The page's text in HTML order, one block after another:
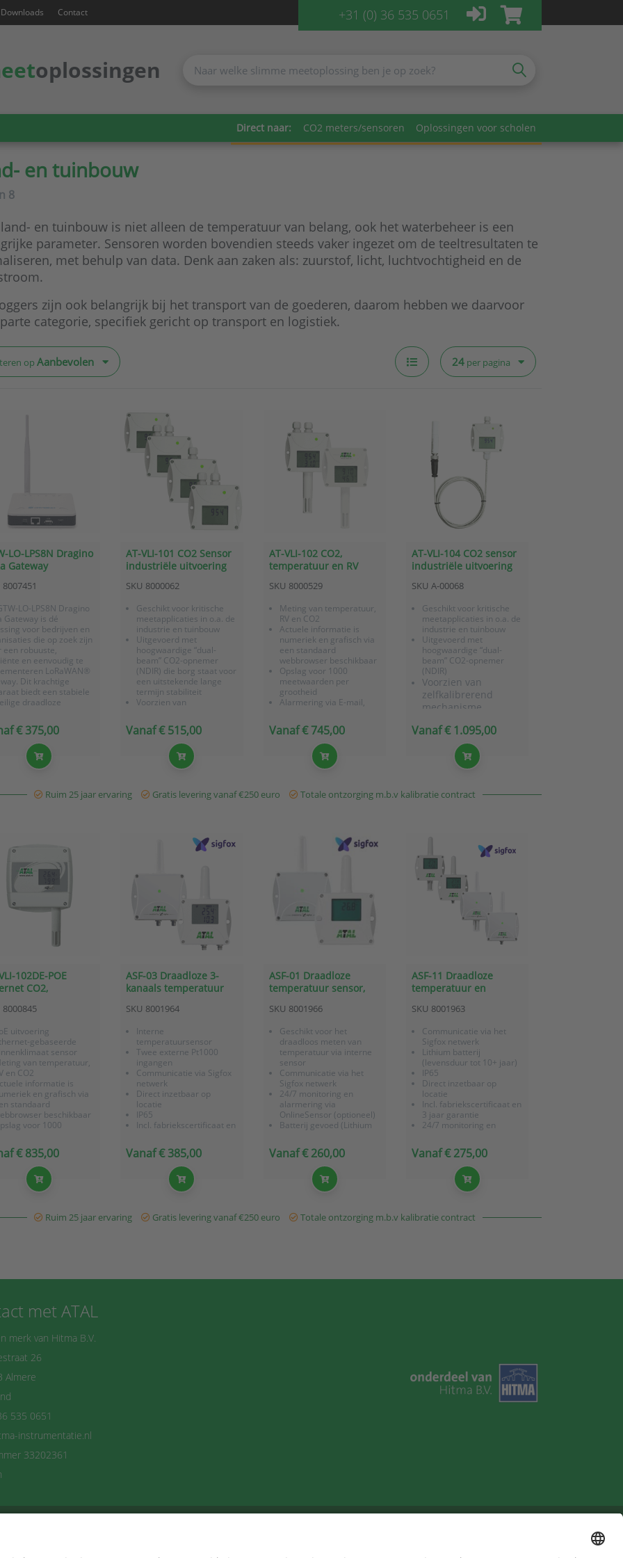
Downloads Contact +31 (0) 36 535 0651
oplossingen
Direct naar: CO2 meters/sensoren Oplossingen voor scholen
en tuinbouw
8
en tuinbouw is niet alleen de temperatuur van belang, ook het waterbeheer is een
parameter. Sensoren worden bovendien steeds vaker ingezet om de teeltresultaten te
met behulp van data. Denk aan zaken als: zuurstof, licht, luchtvochtigheid en de
zijn ook belangrijk bij het transport van de goederen, daarom hebben we daarvoor
categorie, specifiek gericht op transport en logistiek.
op Aanbevolen 24per pagina
LO-LPS8N Dragino
Gateway
8007451
LO-LPS8N Dragino
Gateway is dé
voor bedrijven en
die op zoek zijn
een robuuste,
en eenvoudig te
LoRaWAN®
Dit krachtige
biedt een stabiele
draadloze
en het internet,
u moeiteloos
toepassingen kunt
€ 375,00
AT-VLI-101 CO2 Sensor
industriële uitvoering
SKU 8000062
Geschikt voor kritische
meetapplicaties in o.a. de
industrie en tuinbouw
Uitgevoerd met
hoogwaardige “dual-
beam” CO2-opnemer
(NDIR) die borg staat voor
een uitstekende lange
termijn stabiliteit
Voorzien van
mechanisme
Met LCD display en LED
Vanaf € 515,00
AT-VLI-102 CO2,
temperatuur en RV
SKU 8000529
Meting van temperatuur,
RV en CO2
Actuele informatie is
numeriek en grafisch via
een standaard
webbrowser beschikbaar
Opslag voor 1000
meetwaarden per
grootheid
Alarmering via E-mail,
tekstbericht (o.b.v.
mailforwarding)
Geschikt voor kritische
meetapplicaties in o.a. de
industrie en tuinbouw
Vanaf € 745,00
AT-VLI-104 CO2 sensor
industriële uitvoering
SKU A-00068
Geschikt voor kritische
meetapplicaties in o.a. de
industrie en tuinbouw
Uitgevoerd met
hoogwaardige “dual-
beam” CO2-opnemer
(NDIR)
Voorzien van
zelfkalibrerend
mechanisme
Vanaf € 1.095,00
Ruim 25 jaar ervaring Gratis levering vanaf €250 euro Totale ontzorging m.b.v kalibratie contract
102DE-POE
CO2,
met PoE
8000845
uitvoering
gebaseerde
sensor
van temperatuur,
en CO2
informatie is
en grafisch via
standaard
beschikbaar
voor 1000
grootheid
via E-mail,
SNMP-traps of als SMS-
tekstbericht (o.b.v.
mailforwarding)
€ 835,00
ASF-03 Draadloze 3-
kanaals temperatuur
communicatie
SKU 8001964
Interne
temperatuursensor
Twee externe Pt1000
ingangen
Communicatie via Sigfox
netwerk
Direct inzetbaar op
locatie
IP65
Incl. fabriekscertificaat en
24/7 monitoring en
alarmering via
OnlineSensor (optie)
Sigfox gateway voor
betere ontvangst (optie)
Vanaf € 385,00
ASF-01 Draadloze
temperatuur sensor,
SKU 8001966
Geschikt voor het
draadloos meten van
temperatuur via interne
sensor
Communicatie via het
Sigfox netwerk
24/7 monitoring en
alarmering via
OnlineSensor (optioneel)
Batterij gevoed (Lithium
levensduur)
IP65
Direct inzetbaar op
Incl. fabriekscertificaat en
Vanaf € 260,00
ASF-11 Draadloze
temperatuur en
vochtigheidsensor met
Sigfox communicatie
SKU 8001963
Communicatie via het
Sigfox netwerk
Lithium batterij
(levensduur tot 10+ jaar)
IP65
Direct inzetbaar op
locatie
Incl. fabriekscertificaat en
3 jaar garantie
24/7 monitoring en
OnlineSensor (optie)
Sigfox gateway voor
betere ontvangst (optie)
Vanaf € 275,00
Ruim 25 jaar ervaring Gratis levering vanaf €250 euro Totale ontzorging m.b.v kalibratie contract
met ATAL
merk van Hitma B.V.
26
Almere
535 0651
instrumentatie.nl
33202361